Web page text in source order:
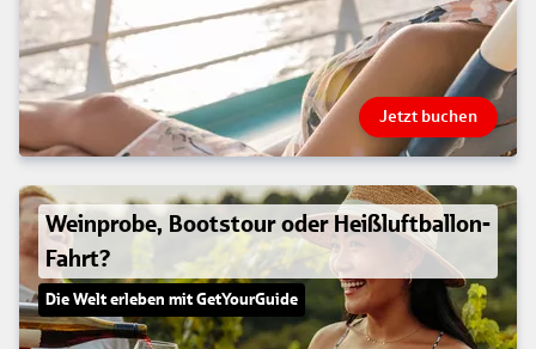
Jetzt buchen
Weinprobe, Bootstour oder Heißluftballon-
Fahrt?
Die Welt erleben mit GetYourGuide